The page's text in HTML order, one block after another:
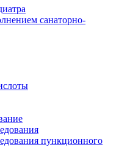
санаторно-
пункционного